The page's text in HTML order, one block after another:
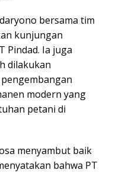
bersama tim
kunjungan
Pindad. Ia juga
dilakukan
modern yang
petani di
menyambut baik
bahwa PT